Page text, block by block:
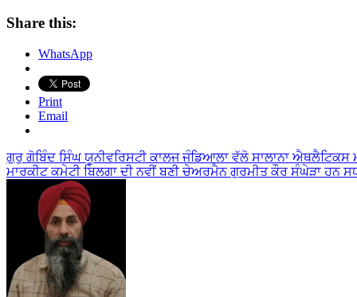
Share this:
WhatsApp
Print
Email
Post
navigation
ਗੁਰੁ ਗੋਬਿੰਦ ਸਿੰਘ ਯੂਨੀਵਰਿਸਟੀ ਕਾਲਜ ਜੰਡਿਆਲਾ ਵੱਲੋ ਸਾਲਾਨਾ ਐਥਲੈਟਿਕਸ
ਮਾਰਕੀਟ ਕਮੇਟੀ ਬਿਲਗਾ ਦੀ ਨਵੀਂ ਬਣੀ ਚੇਅਰਮੈਨ ਗੁਰਮੀਤ ਕੌਰ ਸੰਘੇੜਾ ਹਨ